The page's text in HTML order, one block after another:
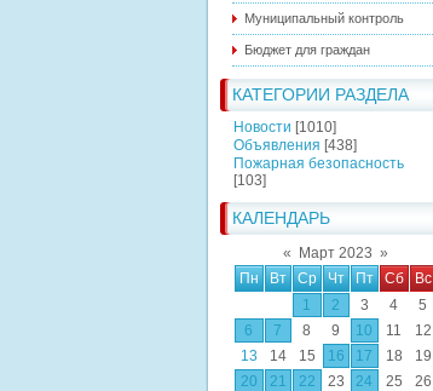
Муниципальный контроль
Бюджет для граждан
КАТЕГОРИИ РАЗДЕЛА
Новости [1010]
Объявления [438]
Пожарная безопасность
[103]
КАЛЕНДАРЬ
« Март 2023 »
Пн
Вт Ср Чт Пт Сб
Вс
1
2 3 4
5
6
7 8 9 10 11
12
13
14 15 16 17 18
19
20
21 22 23 24 25
26